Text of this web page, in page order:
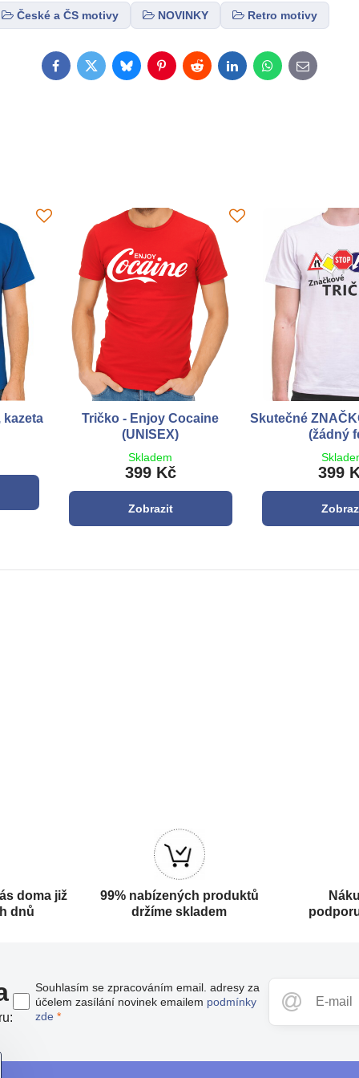
České a ČS motivy NOVINKY Retro motivy
FacebookTwitterBlueskyPinterestRedditLinkedInWhatsApp
E-
mail
kazeta
Tričko - Enjoy Cocaine
(UNISEX)
Skladem
399 Kč
Zobrazit
Skutečné
(žádný
399
doma již
dnů
99% nabízených produktů
držíme skladem
Souhlasím se zpracováním email. adresy za
účelem zasílání novinek emailem podmínky
zde *